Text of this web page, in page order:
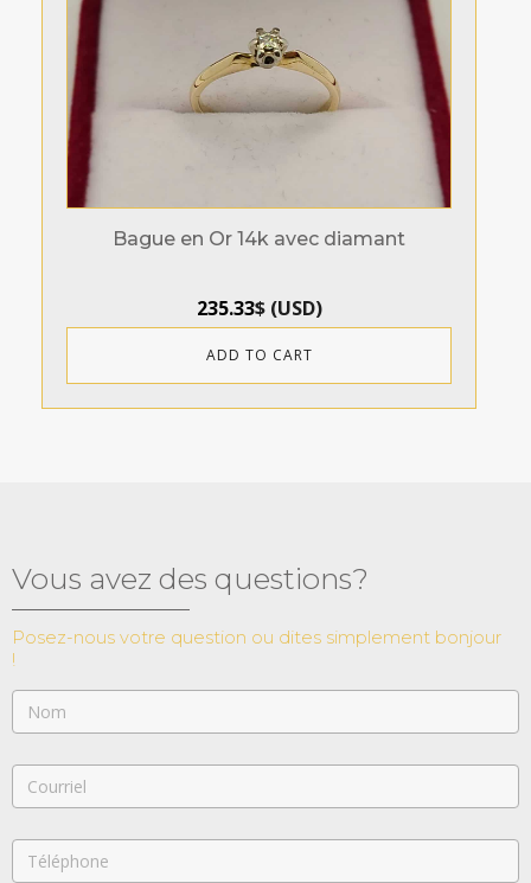
Bague en Or 14k avec diamant
235.33$(USD)
ADD TO CART
Vous avez des questions?
Posez-nous votre question ou dites simplement bonjour
!